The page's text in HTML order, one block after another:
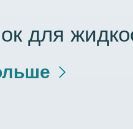
для